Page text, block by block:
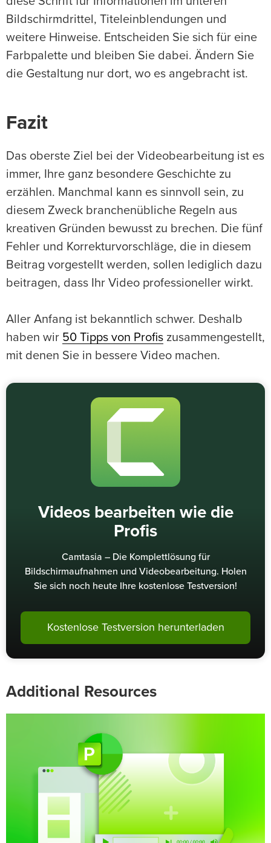
Bildschirmdrittel, Titeleinblendungen und
weitere Hinweise. Entscheiden Sie sich für eine
Farbpalette und bleiben Sie dabei. Ändern Sie
die Gestaltung nur dort, wo es angebracht ist.
Fazit
Das oberste Ziel bei der Videobearbeitung ist es
immer, Ihre ganz besondere Geschichte zu
erzählen. Manchmal kann es sinnvoll sein, zu
diesem Zweck branchenübliche Regeln aus
kreativen Gründen bewusst zu brechen. Die fünf
Fehler und Korrekturvorschläge, die in diesem
Beitrag vorgestellt werden, sollen lediglich dazu
beitragen, dass Ihr Video professioneller wirkt.
Aller Anfang ist bekanntlich schwer. Deshalb
haben wir 50 Tipps von Profis zusammengestellt,
mit denen Sie in bessere Video machen.
Videos bearbeiten wie die
Profis
Camtasia – Die Komplettlösung für
Bildschirmaufnahmen und Videobearbeitung. Holen
Sie sich noch heute Ihre kostenlose Testversion!
Kostenlose Testversion herunterladen
Additional Resources